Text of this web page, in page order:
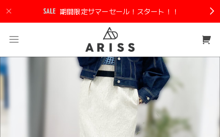
期間限定サマーセール！スタート！！